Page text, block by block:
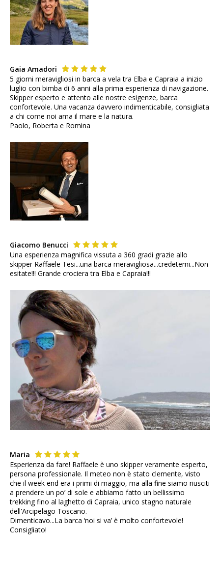
Gaia Amadori
5 giorni meravigliosi in barca a vela tra Elba e Capraia a inizio
luglio con bimba di 6 anni alla prima esperienza di navigazione.
Skipper esperto e attento alle nostre esigenze, barca
confortevole. Una vacanza davvero indimenticabile, consigliata
a chi come noi ama il mare e la natura.
Paolo, Roberta e Romina
Giacomo Benucci
Una esperienza magnifica vissuta a 360 gradi grazie allo
skipper Raffaele Tesi...una barca meravigliosa...credetemi...Non
esitate!!! Grande crociera tra Elba e Capraia!!!
Maria
Esperienza da fare! Raffaele è uno skipper veramente esperto,
persona professionale. Il meteo non è stato clemente, visto
che il week end era i primi di maggio, ma alla fine siamo riusciti
a prendere un po’ di sole e abbiamo fatto un bellissimo
trekking fino al laghetto di Capraia, unico stagno naturale
dell'Arcipelago Toscano.
Dimenticavo...La barca ‘noi si va’ è molto confortevole!
Consigliato!